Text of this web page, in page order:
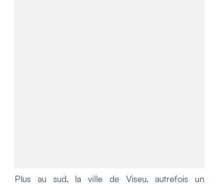
Plus au sud, la ville de Viseu, autrefois un